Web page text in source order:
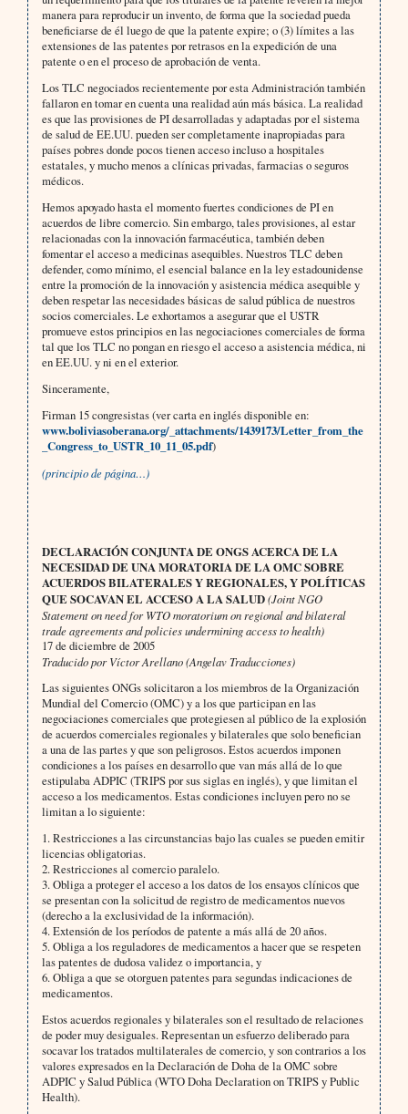
manera para reproducir un invento, de forma que la sociedad pueda
beneficiarse de él luego de que la patente expire; o (3) límites a las
extensiones de las patentes por retrasos en la expedición de una
patente o en el proceso de aprobación de venta.
Los TLC negociados recientemente por esta Administración también
fallaron en tomar en cuenta una realidad aún más básica. La realidad
es que las provisiones de PI desarrolladas y adaptadas por el sistema
de salud de EE.UU. pueden ser completamente inapropiadas para
países pobres donde pocos tienen acceso incluso a hospitales
estatales, y mucho menos a clínicas privadas, farmacias o seguros
médicos.
Hemos apoyado hasta el momento fuertes condiciones de PI en
acuerdos de libre comercio. Sin embargo, tales provisiones, al estar
relacionadas con la innovación farmacéutica, también deben
fomentar el acceso a medicinas asequibles. Nuestros TLC deben
defender, como mínimo, el esencial balance en la ley estadounidense
entre la promoción de la innovación y asistencia médica asequible y
deben respetar las necesidades básicas de salud pública de nuestros
socios comerciales. Le exhortamos a asegurar que el USTR
promueve estos principios en las negociaciones comerciales de forma
tal que los TLC no pongan en riesgo el acceso a asistencia médica, ni
en EE.UU. y ni en el exterior.
Sinceramente,
Firman 15 congresistas (ver carta en inglés disponible en:
www.boliviasoberana.org/_attachments/1439173/Letter_from_the
_Congress_to_USTR_10_11_05.pdf)
(principio de página…)
DECLARACIÓN CONJUNTA DE ONGS ACERCA DE LA
NECESIDAD DE UNA MORATORIA DE LA OMC SOBRE
ACUERDOS BILATERALES Y REGIONALES, Y POLÍTICAS
QUE SOCAVAN EL ACCESO A LA SALUD(Joint NGO
Statement on need for WTO moratorium on regional and bilateral
trade agreements and policies undermining access to health)
17 de diciembre de 2005
Traducido por Víctor Arellano (Angelav Traducciones)
Las siguientes ONGs solicitaron a los miembros de la Organización
Mundial del Comercio (OMC) y a los que participan en las
negociaciones comerciales que protegiesen al público de la explosión
de acuerdos comerciales regionales y bilaterales que solo benefician
a una de las partes y que son peligrosos. Estos acuerdos imponen
condiciones a los países en desarrollo que van más allá de lo que
estipulaba ADPIC (TRIPS por sus siglas en inglés), y que limitan el
acceso a los medicamentos. Estas condiciones incluyen pero no se
limitan a lo siguiente:
1. Restricciones a las circunstancias bajo las cuales se pueden emitir
licencias obligatorias.
2. Restricciones al comercio paralelo.
3. Obliga a proteger el acceso a los datos de los ensayos clínicos que
se presentan con la solicitud de registro de medicamentos nuevos
(derecho a la exclusividad de la información).
4. Extensión de los períodos de patente a más allá de 20 años.
5. Obliga a los reguladores de medicamentos a hacer que se respeten
las patentes de dudosa validez o importancia, y
6. Obliga a que se otorguen patentes para segundas indicaciones de
medicamentos.
Estos acuerdos regionales y bilaterales son el resultado de relaciones
de poder muy desiguales. Representan un esfuerzo deliberado para
socavar los tratados multilaterales de comercio, y son contrarios a los
valores expresados en la Declaración de Doha de la OMC sobre
ADPIC y Salud Pública (WTO Doha Declaration on TRIPS y Public
Health).